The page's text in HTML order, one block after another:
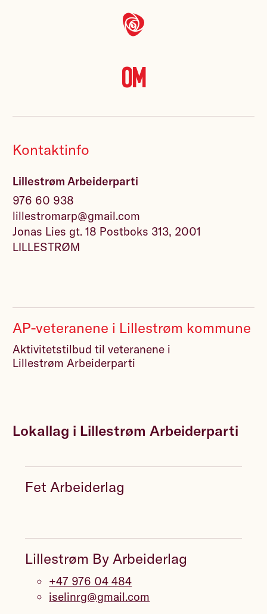
Om
Kontaktinfo
Lillestrøm Arbeiderparti
976 60 938
lillestromarp@gmail.com
Jonas Lies gt. 18 Postboks 313, 2001
LILLESTRØM
AP-veteranene i Lillestrøm kommune
Aktivitetstilbud til veteranene i
Lillestrøm Arbeiderparti
Lokallag i Lillestrøm Arbeiderparti
Fet Arbeiderlag
Lillestrøm By Arbeiderlag
+47 976 04 484
iselinrg@gmail.com